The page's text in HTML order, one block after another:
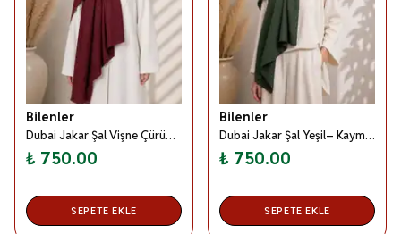
Bilenler
Dubai Jakar Şal Vişne Çürüğü– Kaymaz –Yumuşak ve Dökümlü Kumaş
₺ 750.00
SEPETE EKLE
Bilenler
Dubai Jakar Şal Yeşil– Kaymaz –Yumuşak ve Dökümlü Kumaş
₺ 750.00
SEPETE EKLE